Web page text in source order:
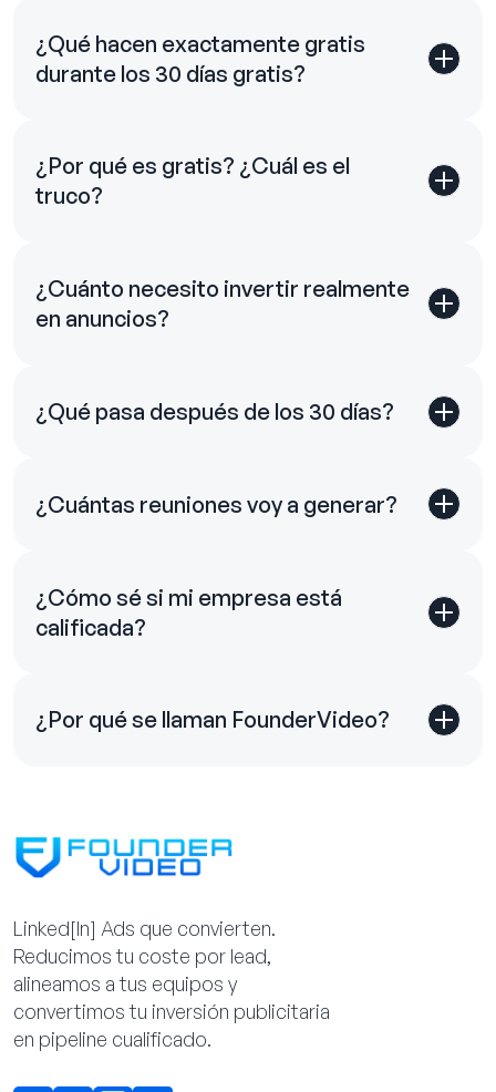
¿Qué hacen exactamente gratis
durante los 30 días gratis?
¿Por qué es gratis? ¿Cuál es el
truco?
¿Cuánto necesito invertir realmente
en anuncios?
¿Qué pasa después de los 30 días?
¿Cuántas reuniones voy a generar?
¿Cómo sé si mi empresa está
calificada?
¿Por qué se llaman FounderVideo?
Linked[ln] Ads que convierten.
Reducimos tu coste por lead,
alineamos a tus equipos y
convertimos tu inversión publicitaria
en pipeline cualificado.